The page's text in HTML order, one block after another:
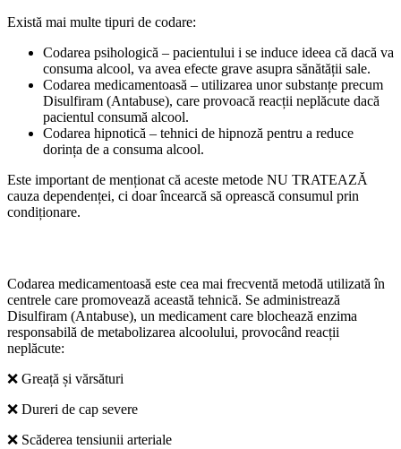
Există mai multe tipuri de codare:
Codarea psihologică – pacientului i se induce ideea că dacă va
consuma alcool, va avea efecte grave asupra sănătății sale.
Codarea medicamentoasă – utilizarea unor substanțe precum
Disulfiram (Antabuse), care provoacă reacții neplăcute dacă
pacientul consumă alcool.
Codarea hipnotică – tehnici de hipnoză pentru a reduce
dorința de a consuma alcool.
Este important de menționat că aceste metode NU TRATEAZĂ
cauza dependenței, ci doar încearcă să oprească consumul prin
condiționare.
Codarea medicamentoasă este cea mai frecventă metodă utilizată în
centrele care promovează această tehnică. Se administrează
Disulfiram (Antabuse), un medicament care blochează enzima
responsabilă de metabolizarea alcoolului, provocând reacții
neplăcute:
❌ Greață și vărsături
❌ Dureri de cap severe
❌ Scăderea tensiunii arteriale